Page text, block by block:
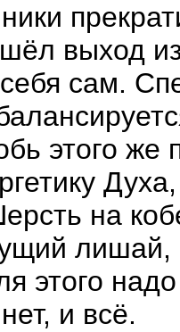
выход
сам.
этого
на
этого
и всё.